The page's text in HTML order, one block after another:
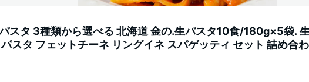
スタ 3種類から選べる 北海道 金の.生パスタ10食/180g×5袋.
パスタ フェットチーネ リングイネ スパゲッティ セット 詰め合
【★S】